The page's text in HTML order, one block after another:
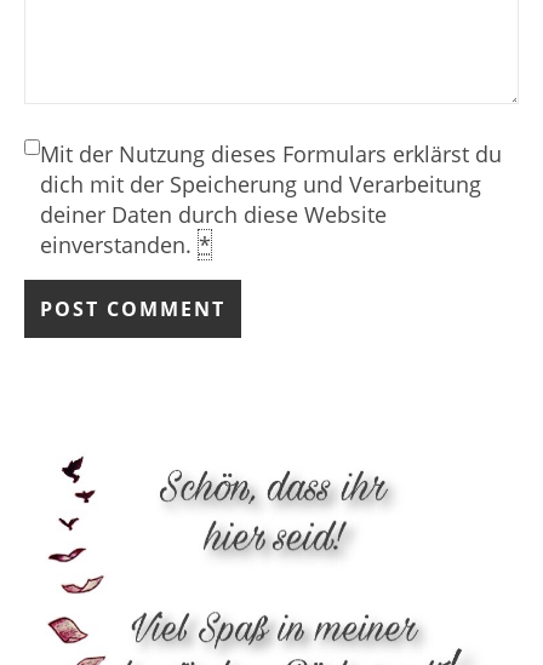
Mit der Nutzung dieses Formulars erklärst du
dich mit der Speicherung und Verarbeitung
deiner Daten durch diese Website
einverstanden. *